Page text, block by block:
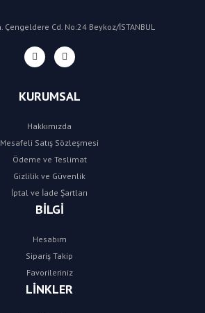
Çengeldere Cd. No:24 Beykoz/İSTANBUL
KURUMSAL
Hakkımızda
Mesafeli Satış Sözleşmesi
Ödeme ve Teslimat
Gizlilik ve Güvenlik
İptal ve İade Şartları
BİLGİ
Hesabım
Sipariş Takip
Favorileriniz
LİNKLER